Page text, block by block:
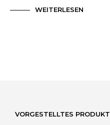
WEITERLESEN
VORGESTELLTES PRODUKT